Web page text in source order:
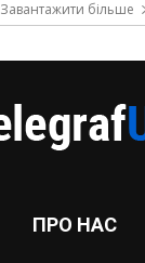
Завантажити більше
ПРО НАС